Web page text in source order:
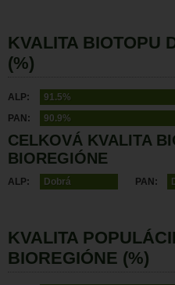
KVALITA BIOTOPU
(%)
ALP:
91.5%
PAN:
90.9%
CELKOVÁ KVALITA
BIOREGIÓNE
ALP: Dobrá PAN:
KVALITA
BIOREGIÓNE (%)